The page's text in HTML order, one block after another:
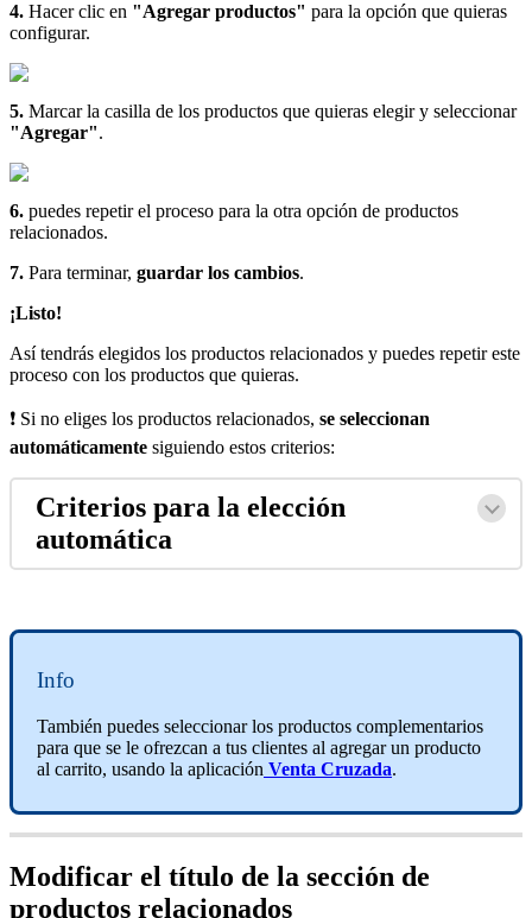
4. Hacer clic en "Agregar productos" para la opción que quieras
configurar.
5. Marcar la casilla de los productos que quieras elegir y seleccionar
"Agregar".
6. puedes repetir el proceso para la otra opción de productos
relacionados.
7. Para terminar, guardar los cambios.
¡Listo!
Así tendrás elegidos los productos relacionados y puedes repetir este
proceso con los productos que quieras.
❗ Si no eliges los productos relacionados, se seleccionan
automáticamente siguiendo estos criterios:
Criterios para la elección
automática
Info
También puedes seleccionar los productos complementarios
para que se le ofrezcan a tus clientes al agregar un producto
al carrito, usando la aplicación Venta Cruzada.
Modificar el título de la sección de
productos relacionados